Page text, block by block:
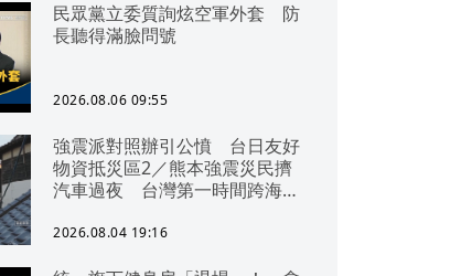
民眾黨立委質詢炫空軍外套 防
長聽得滿臉問號
2026.08.06 09:55
強震派對照辦引公憤 台日友好
物資抵災區2／熊本強震災民擠
汽車過夜 台灣第一時間跨海急
2026.08.04 19:16